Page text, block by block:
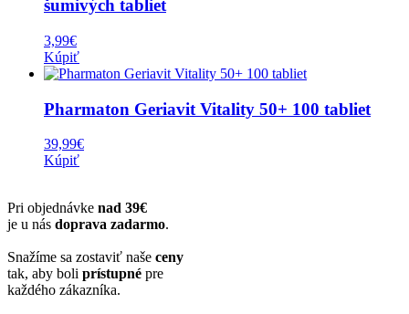
šumivých tabliet
3,99€
Kúpiť
Pharmaton Geriavit Vitality 50+ 100 tabliet
39,99€
Kúpiť
Pri objednávke nad 39€
je u nás doprava zadarmo.
Snažíme sa zostaviť naše ceny
tak, aby boli prístupné pre
každého zákazníka.